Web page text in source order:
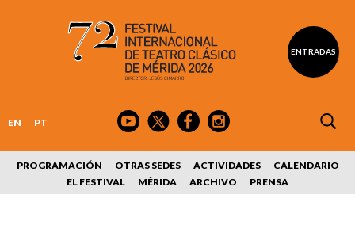
ENTRADAS
EN PT
PROGRAMACIÓN OTRAS SEDES ACTIVIDADES
CALENDARIO
EL FESTIVAL
MÉRIDA ARCHIVO PRENSA